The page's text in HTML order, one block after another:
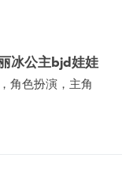
冰公主bjd娃娃
角色扮演，主角